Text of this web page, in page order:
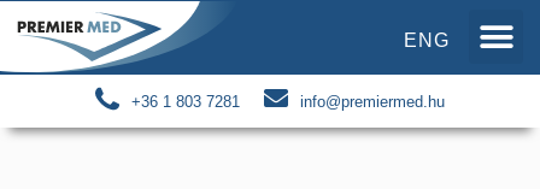
ENG
+36 1 803 7281 info@premiermed.hu